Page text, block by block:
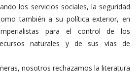
los servicios sociales, la seguridad
también a su política exterior, en
para el control de los
naturales y de sus vías de
nosotros rechazamos la literatura